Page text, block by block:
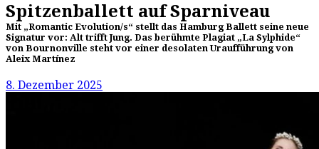
Spitzenballett auf Sparniveau
Mit „Romantic Evolution/s“ stellt das Hamburg Ballett seine neue
Signatur vor: Alt trifft Jung. Das berühmte Plagiat „La Sylphide“
von Bournonville steht vor einer desolaten Uraufführung von
Aleix Martínez
8. Dezember 2025